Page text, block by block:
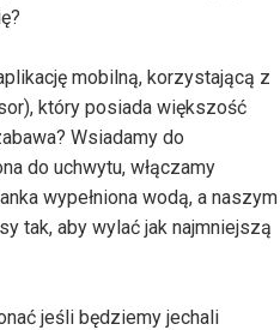
mobilną, korzystającą z
który posiada większość
Wsiadamy do
do uchwytu, włączamy
wypełniona wodą, a naszym
tak, aby wylać jak najmniejszą
jeśli będziemy jechali